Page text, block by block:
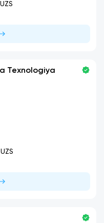
UZS
Texnologiya
UZS